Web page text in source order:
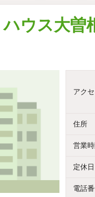
ウス大曽
アク
住所
営業
定休日
電話